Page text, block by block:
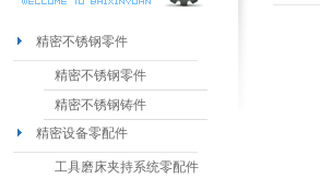
精密不锈钢零件
精密不锈钢零件
精密不锈钢铸件
精密设备零配件
工具磨床夹持系统零配件